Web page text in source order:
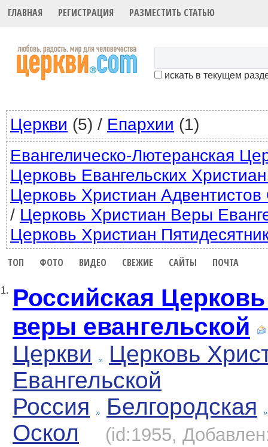
ГЛАВНАЯ РЕГИСТРАЦИЯ РАЗМЕСТИТЬ СТАТЬЮ
искать в текущем
Церкви (5) / Епархии (1)
Евангелическо-Лютеранская
Церковь Евангельских
Церковь Христиан
/ Церковь Христиан Веры
Церковь Христиан
ТОП ФОТО ВИДЕО СВЕЖИЕ САЙТЫ ПОЧТА
1. Российская
веры евангельской
Церкви
Церковь
Евангельской
Россия
Белгородская
Оскол
(id:1955,